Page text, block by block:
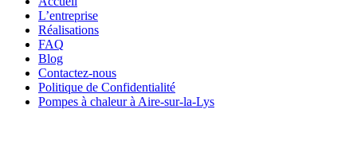
L’entreprise
Réalisations
FAQ
Blog
Contactez-nous
Politique de Confidentialité
Pompes à chaleur à Aire-sur-la-Lys